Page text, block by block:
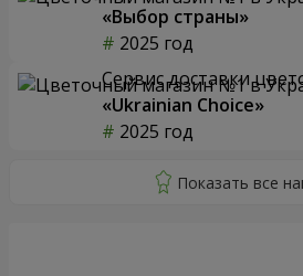
«Выбор страны»
2025 год
Сервис доставки
«Ukrainian Choice»
2025 год